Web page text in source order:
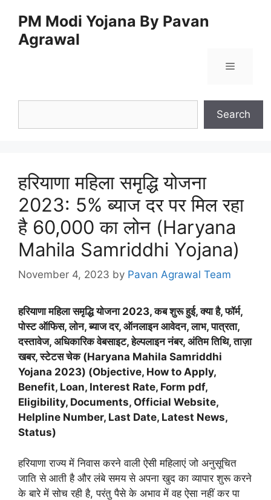
content
PM Modi Yojana By Pavan
Agrawal
Menu
Search
हरियाणा महिला समृद्धि योजना
2023: 5% ब्याज दर पर मिल रहा
है 60,000 का लोन (Haryana
Mahila Samriddhi Yojana)
November 4, 2023 by Pavan Agrawal Team
हरियाणा महिला समृद्धि योजना 2023, कब शुरू हुई,क्या है,फॉर्म,
पोस्ट ऑफिस, लोन,ब्याज दर, ऑनलाइन आवेदन,लाभ,पात्रता,
दस्तावेज, अधिकारिक वेबसाइट,हेल्पलाइन नंबर, अंतिम तिथि,ताज़ा
खबर,स्टेटस चेक (Haryana Mahila Samriddhi
Yojana 2023) (Objective, How to Apply,
Benefit, Loan, Interest Rate, Form pdf,
Eligibility, Documents, Official Website,
Helpline Number, Last Date, Latest News,
Status)
हरियाणा राज्य में निवास करने वाली ऐसी महिलाएं जो अनुसूचित
जाति से आती है और लंबे समय से अपना खुद का व्यापार शुरू करने
के बारे में सोच रही है, परंतु पैसे के अभाव में वह ऐसा नहीं कर पा